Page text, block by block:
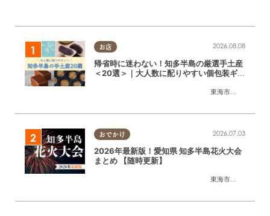
お店
東海市
,大府市
2026.08.08
帰省時に迷わない！知多半島の厳選手土産
＜20選＞｜大人数に配りやすい個包装ギフ
おでかけ
東海市
,大府市
2026.07.03
2026年最新版！愛知県 知多半島花火大会
まとめ 【随時更新】